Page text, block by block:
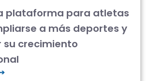
plataforma para atletas
a más deportes y
crecimiento